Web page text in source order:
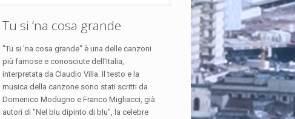
Tu si ‘na cosa grande
"Tu si 'na cosa grande" è una delle canzoni
più famose e conosciute dell'Italia,
interpretata da Claudio Villa. Il testo e la
musica della canzone sono stati scritti da
Domenico Modugno e Franco Migliacci, già
autori di "Nel blu dipinto di blu", la celebre